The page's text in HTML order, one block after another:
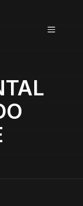
MENU